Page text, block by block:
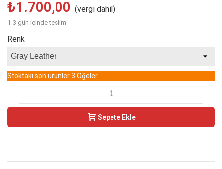
₺1.700,00 (vergi dahil)
1-3 gün içinde teslim
Renk
Stoktaki son ürünler3 Öğeler
Sepete Ekle